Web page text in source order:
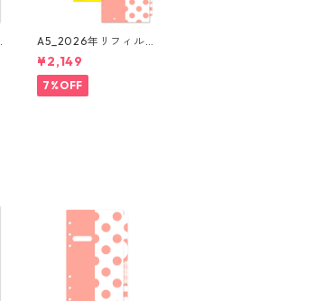
A5_2026年リフィルセ
ット システム手帳 ★
送料無料★
¥2,149
7%OFF